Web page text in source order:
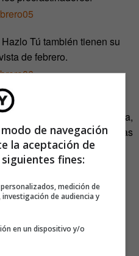
Tú también tienen su
de febrero.
este mes, Serena Olivieri
con sus manos, papel, tijera,
que esto de hacer cosas
de cualquiera.
de navegación
la aceptación de
fines:
medición de
de audiencia y
en un dispositivo y/o